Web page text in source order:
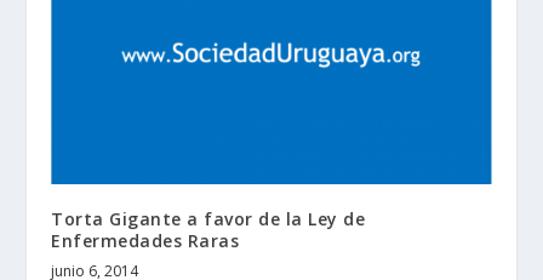
Torta Gigante a favor de la Ley de
Enfermedades Raras
junio 6, 2014